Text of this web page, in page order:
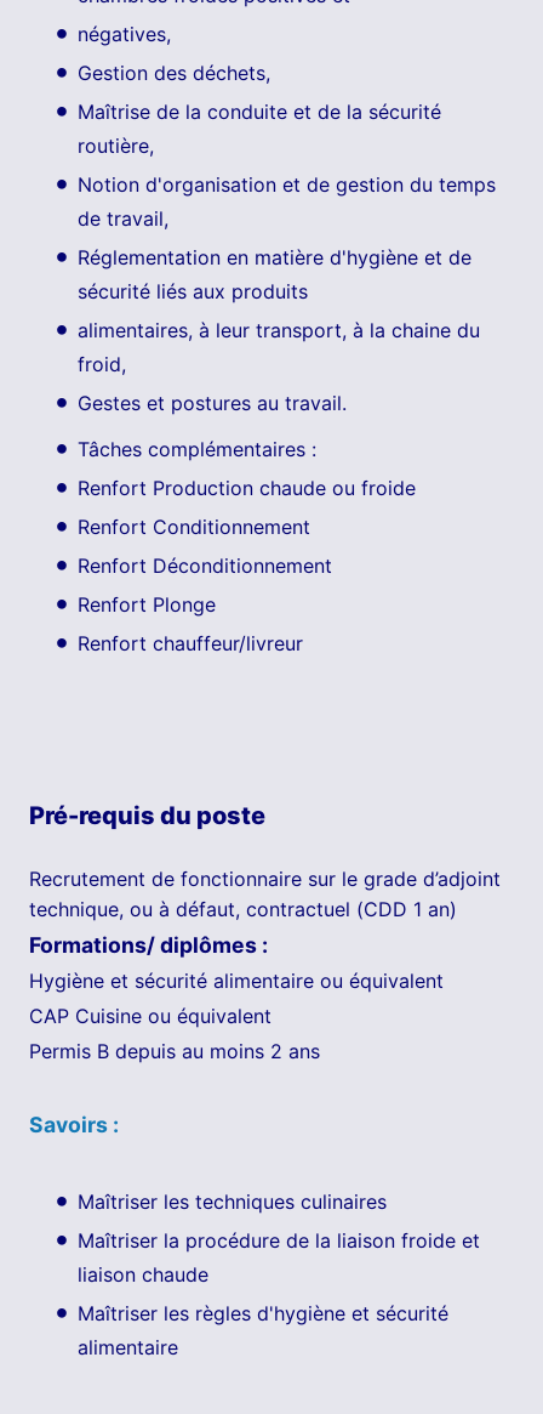
négatives,
Gestion des déchets,
Maîtrise de la conduite et de la sécurité
routière,
Notion d'organisation et de gestion du temps
de travail,
Réglementation en matière d'hygiène et de
sécurité liés aux produits
alimentaires, à leur transport, à la chaine du
froid,
Gestes et postures au travail.
Tâches complémentaires :
Renfort Production chaude ou froide
Renfort Conditionnement
Renfort Déconditionnement
Renfort Plonge
Renfort chauffeur/livreur
Pré-requis du poste
Recrutement de fonctionnaire sur le grade d’adjoint
technique, ou à défaut, contractuel (CDD 1 an)
Formations/ diplômes :
Hygiène et sécurité alimentaire ou équivalent
CAP Cuisine ou équivalent
Permis B depuis au moins 2 ans
Savoirs :
Maîtriser les techniques culinaires
Maîtriser la procédure de la liaison froide et
liaison chaude
Maîtriser les règles d'hygiène et sécurité
alimentaire